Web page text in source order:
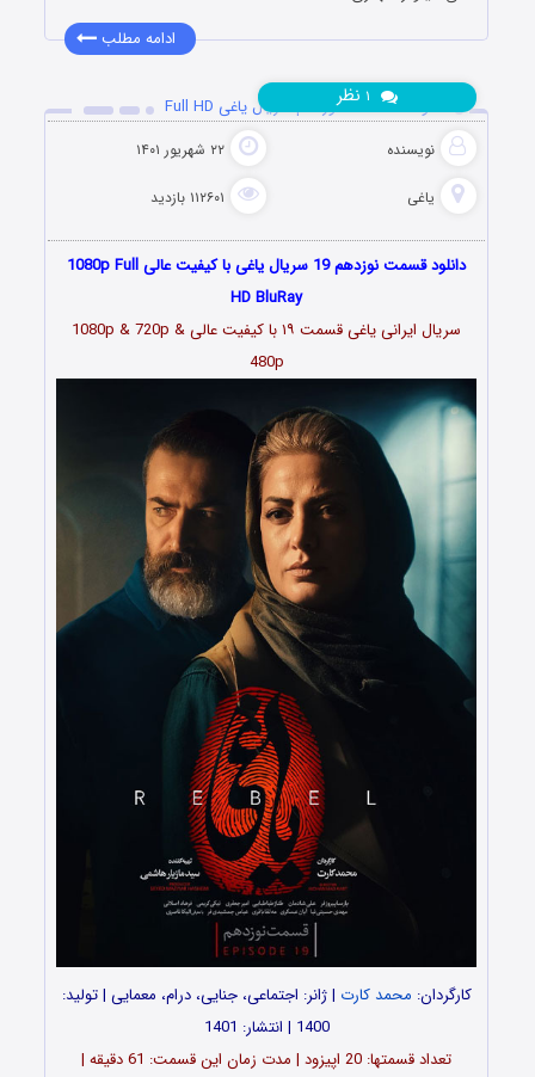
ادامه مطلب
دانلود قسمت 19 نوزدهم سریال یاغی Full HD
نویسنده ۲۲ شهریور ۱۴۰۱
یاغی ۱۱۲۶۰۱ بازدید
نظر
دانلود قسمت نوزدهم 19 سریال یاغی با کیفیت عالی 1080p Full
HD BluRay
سریال ایرانی یاغی قسمت ۱۹
با کیفیت عالی 1080p & 720p &
480p
کارگردان: محمد کارت | ژانر: اجتماعی، جنایی، درام، معمایی | تولید:
1400 | انتشار: 1401
تعداد قسمت‎ها: 20 اپیزود | مدت زمان این قسمت: 61 دقیقه |